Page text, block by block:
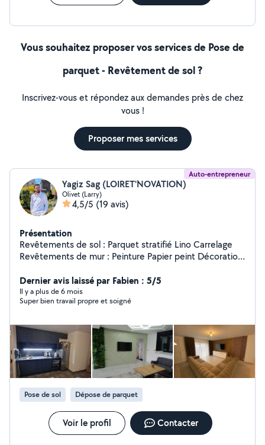
Vous souhaitez proposer vos services de Pose de
parquet - Revêtement de sol ?
Inscrivez-vous et répondez aux demandes près de chez
vous !
Proposer mes services
Auto-entrepreneur
Yagiz Sag (LOIRET'NOVATION)
Olivet (Larry)
4,5/5 (19 avis)
Présentation
Revêtements de sol : Parquet stratifié Lino Carrelage
Revêtements de mur : Peinture Papier peint Décoration
Tonte de gazon Taille de haies Entretien de terrasse
(nettoyage karcher) Création de terrasse Intérieur :
Création et enlèvement de cloisons Aménagement
Déposé / pose de cuisine Dépose / pose sanitaire - SDB
Dernier avis laissé par Fabien : 5/5
Il y a plus de 6 mois
Super bien travail propre et soigné
Pose de sol Dépose de parquet
Voir le profil Contacter